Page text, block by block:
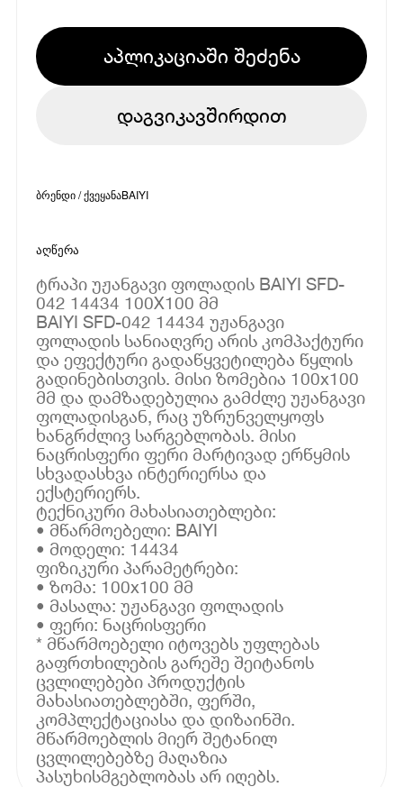
აპლიკაციაში შეძენა
დაგვიკავშირდით
ბრენდი / ქვეყანაBAIYI
აღწერა
ტრაპი უჟანგავი ფოლადის BAIYI SFD-
042 14434 100X100 მმ
BAIYI SFD-042 14434 უჟანგავი
ფოლადის სანიაღვრე არის კომპაქტური
და ეფექტური გადაწყვეტილება წყლის
გადინებისთვის. მისი ზომებია 100x100
მმ და დამზადებულია გამძლე უჟანგავი
ფოლადისგან, რაც უზრუნველყოფს
ხანგრძლივ სარგებლობას. მისი
ნაცრისფერი ფერი მარტივად ერწყმის
სხვადასხვა ინტერიერსა და
ექსტერიერს.
ტექნიკური მახასიათებლები:
• მწარმოებელი: BAIYI
• მოდელი: 14434
ფიზიკური პარამეტრები:
• ზომა: 100x100 მმ
• მასალა: უჟანგავი ფოლადის
• ფერი: ნაცრისფერი
* მწარმოებელი იტოვებს უფლებას
გაფრთხილების გარეშე შეიტანოს
ცვლილებები პროდუქტის
მახასიათებლებში, ფერში,
კომპლექტაციასა და დიზაინში.
მწარმოებლის მიერ შეტანილ
ცვლილებებზე მაღაზია
პასუხისმგებლობას არ იღებს.